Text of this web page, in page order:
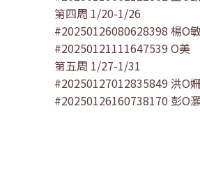
第四周 1/20-1/26
#20250126080628398 楊O
#20250121111647539 O美
第五周 1/27-1/31
#20250127012835849 洪O
#20250126160738170 彭O